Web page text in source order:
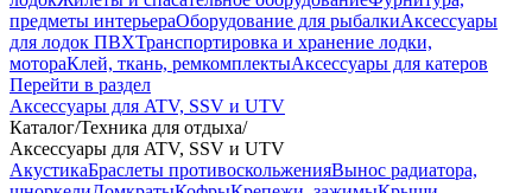
предметы интерьераОборудование для рыбалкиАксессуары
для лодок ПВХТранспортировка и хранение лодки,
мотораКлей, ткань, ремкомплектыАксессуары для катеров
Перейти в раздел
Аксессуары для ATV, SSV и UTV
Каталог/Техника для отдыха/
Аксессуары для ATV, SSV и UTV
АкустикаБраслеты противоскольженияВынос радиатора,